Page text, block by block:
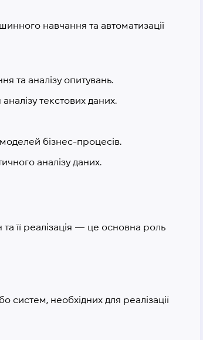
навчання та автоматизації
та аналізу опитувань.
текстових даних.
бізнес-процесів.
аналізу даних.
її реалізація — це основна роль
систем, необхідних для реалізації